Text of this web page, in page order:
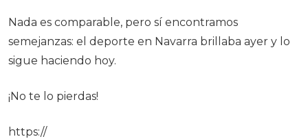
Nada es comparable, pero sí encontramos
semejanzas: el deporte en Navarra brillaba ayer y lo
sigue haciendo hoy.
¡No te lo pierdas!
https://